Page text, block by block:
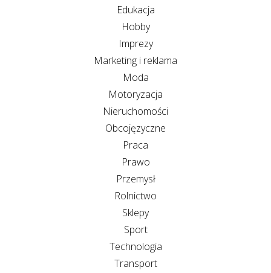
Edukacja
Hobby
Imprezy
Marketing i reklama
Moda
Motoryzacja
Nieruchomości
Obcojęzyczne
Praca
Prawo
Przemysł
Rolnictwo
Sklepy
Sport
Technologia
Transport